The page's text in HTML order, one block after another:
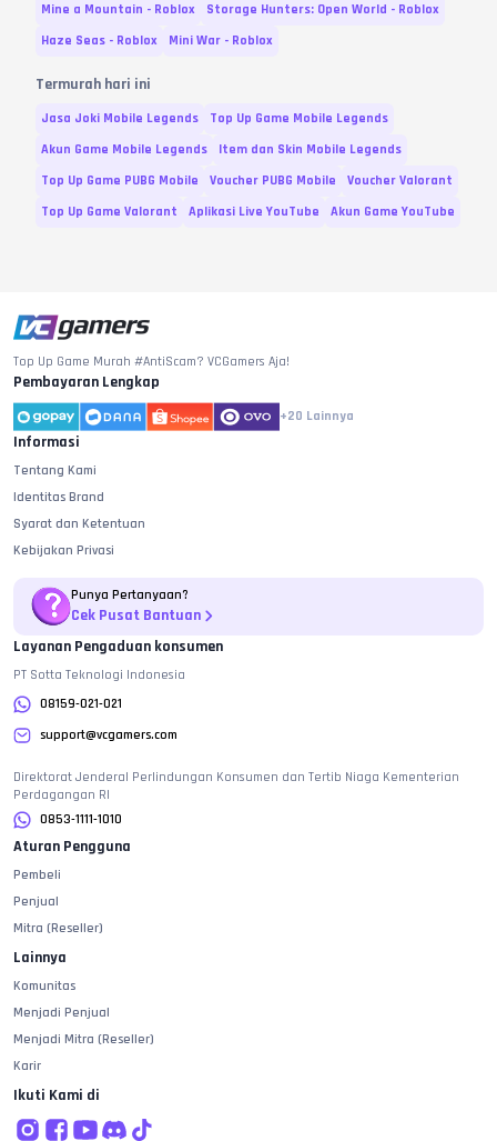
Mine a Mountain - Roblox
Storage Hunters: Open World - Roblox
Haze Seas - Roblox
Mini War - Roblox
Termurah hari ini
Jasa Joki Mobile Legends
Top Up Game Mobile Legends
Akun Game Mobile Legends
Item dan Skin Mobile Legends
Top Up Game PUBG Mobile
Voucher PUBG Mobile
Voucher Valorant
Top Up Game Valorant
Aplikasi Live YouTube Akun Game YouTube
Top Up Game Murah #AntiScam? VCGamers Aja!
Pembayaran Lengkap
+20 Lainnya
Informasi
Tentang Kami
Identitas Brand
Syarat dan Ketentuan
Kebijakan Privasi
Punya Pertanyaan?
Cek Pusat Bantuan
Layanan Pengaduan konsumen
PT Sotta Teknologi Indonesia
08159-021-021
support@vcgamers.com
Direktorat Jenderal Perlindungan Konsumen dan Tertib Niaga Kementerian
Perdagangan RI
0853-1111-1010
Aturan Pengguna
Pembeli
Penjual
Mitra (Reseller)
Lainnya
Komunitas
Menjadi Penjual
Menjadi Mitra (Reseller)
Karir
Ikuti Kami di